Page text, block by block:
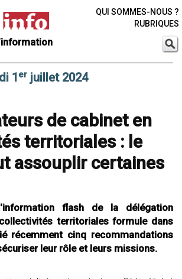
QUI SOMMES-NOUS ?
RUBRIQUES
1 er juillet 2024
de cabinet en
territoriales : le
assouplir certaines
flash de la délégation
territoriales formule dans
récemment cinq recommandations
leur rôle et leurs missions.